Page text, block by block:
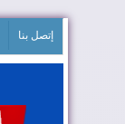
إتصل بنا